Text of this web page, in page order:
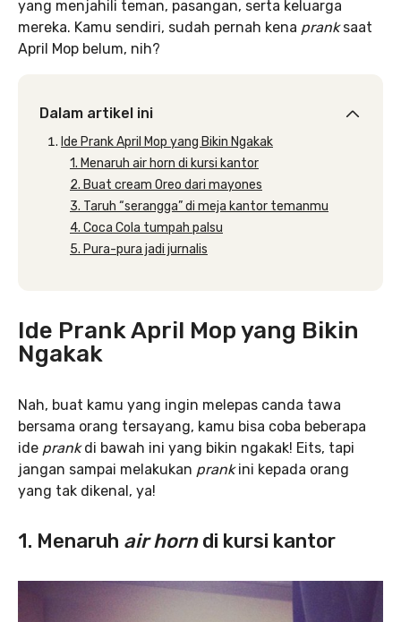
yang menjahili teman, pasangan, serta keluarga
mereka. Kamu sendiri, sudah pernah kena pranksaat
April Mop belum, nih?
Dalam artikel ini
Ide Prank April Mop yang Bikin Ngakak
1. Menaruh air horn di kursi kantor
2. Buat cream Oreo dari mayones
3. Taruh “serangga” di meja kantor temanmu
4. Coca Cola tumpah palsu
5. Pura-pura jadi jurnalis
Ide Prank April Mop yang Bikin
Ngakak
Nah, buat kamu yang ingin melepas canda tawa
bersama orang tersayang, kamu bisa coba beberapa
ide prankdi bawah ini yang bikin ngakak! Eits, tapi
jangan sampai melakukan prankini kepada orang
yang tak dikenal, ya!
1. Menaruh air horndi kursi kantor